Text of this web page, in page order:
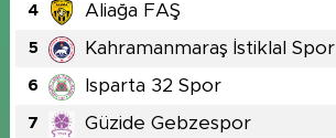
4 Aliağa FAŞ
5 Kahramanmaraş İstiklal Spor
6 Isparta 32 Spor
7 Güzide Gebzespor